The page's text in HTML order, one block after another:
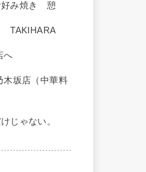
み焼き 憩
TAKIHARA
へ
木坂店（中華料
じゃない。